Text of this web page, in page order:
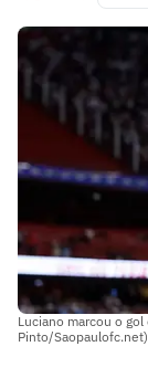
Luciano marcou o
Pinto/Saopaulofc.net)